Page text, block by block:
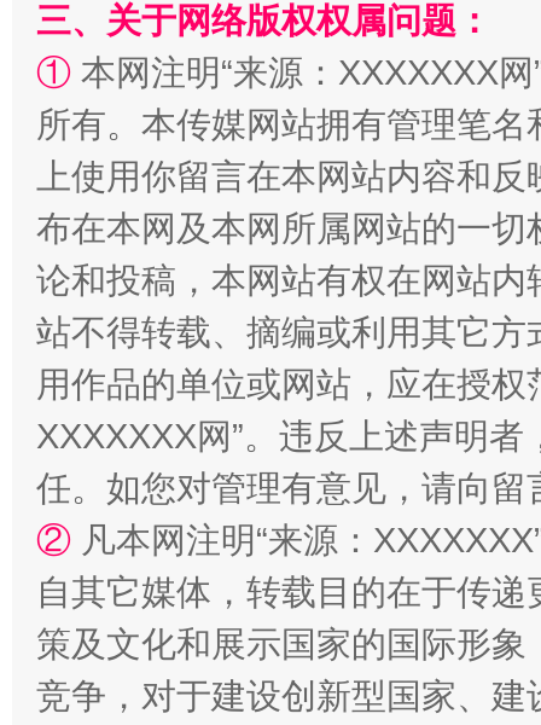
三、关于网络版权权属问题：
① 本网注明“来源：XXXXXXX
所有。本传媒网站拥有管理笔
上使用你留言在本网站内容和
布在本网及本网所属网站的一
论和投稿，本网站有权在网站
站不得转载、摘编或利用其它
用作品的单位或网站，应在授
XXXXXXX网”。违反上述声明
任。如您对管理有意见，请向
② 凡本网注明“来源：
自其它媒体，转载目的在于传
策及文化和展示国家的国际形
竞争，对于建设创新型国家、